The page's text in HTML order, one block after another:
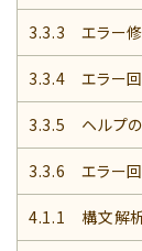
3.3.3 エラー
3.3.4 エラー回
3.3.5 ヘルプ
3.3.6 エラー回
4.1.1 構文解